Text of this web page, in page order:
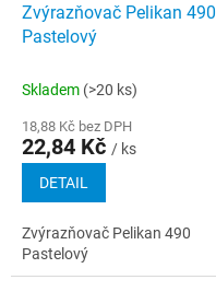
Zvýrazňovač Pelikan 490
Pastelový
Skladem (>20 ks)
18,88 Kč bez DPH
22,84 Kč / ks
DETAIL
Zvýrazňovač Pelikan 490
Pastelový